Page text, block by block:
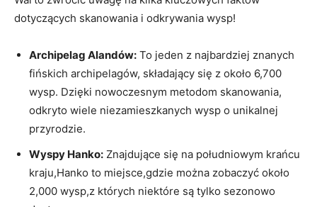
dotyczących skanowania ⁤i‌ odkrywania wysp!
Archipelag Alandów: To jeden z najbardziej znanych
fińskich archipelagów, składający się z około‍ 6,700
wysp. Dzięki nowoczesnym metodom skanowania,
odkryto wiele niezamieszkanych wysp o unikalnej
przyrodzie.
Wyspy Hanko: Znajdujące się‍ na ⁤południowym krańcu​
kraju,Hanko to ⁤miejsce,gdzie można zobaczyć około
2,000 wysp,z których niektóre są tylko sezonowo